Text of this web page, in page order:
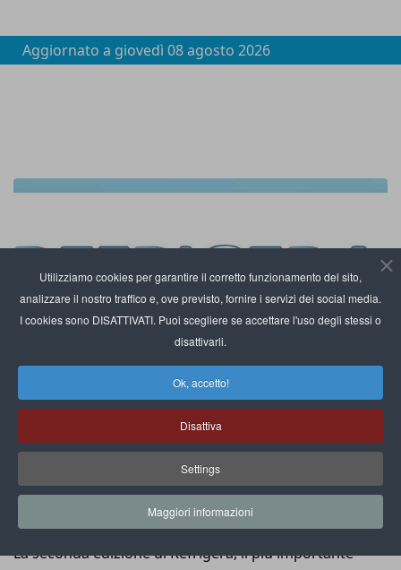
Utilizziamo cookies per garantire il corretto funzionamento del sito,
analizzare il nostro traffico e, ove previsto, fornire i servizi dei social media.
I cookies sono DISATTIVATI. Puoi scegliere se accettare l'uso degli stessi o
disattivarli.
Ok, accetto!
Disattiva
Settings
Maggiori informazioni
Aggiornato a giovedì 08 agosto 2026
EVENTI
Refrigera 2021
La seconda edizione di Refrigera, il più importante